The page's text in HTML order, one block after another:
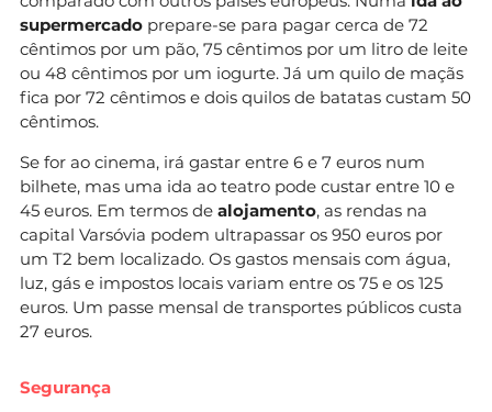
supermercado prepare-se para pagar cerca de 72
cêntimos por um pão, 75 cêntimos por um litro de leite
ou 48 cêntimos por um iogurte. Já um quilo de maçãs
fica por 72 cêntimos e dois quilos de batatas custam 50
cêntimos.
Se for ao cinema, irá gastar entre 6 e 7 euros num
bilhete, mas uma ida ao teatro pode custar entre 10 e
45 euros. Em termos de alojamento, as rendas na
capital Varsóvia podem ultrapassar os 950 euros por
um T2 bem localizado. Os gastos mensais com água,
luz, gás e impostos locais variam entre os 75 e os 125
euros. Um passe mensal de transportes públicos custa
27 euros.
Segurança